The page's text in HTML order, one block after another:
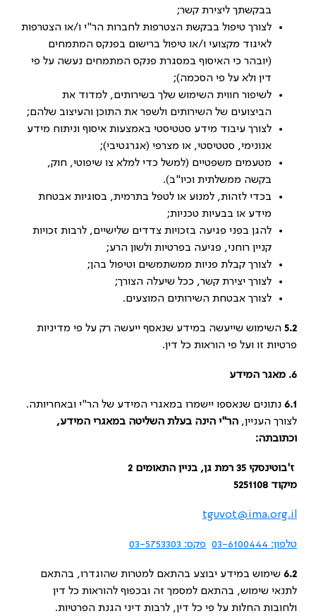
בבקשתך ליצירת קשר;
לצורך טיפול בבקשת הצטרפות לחברות הר"י ו/או הצטרפות
לאיגוד מקצועי ו/או טיפול ברישום בפנקס המתמחים
(יובהר כי האיסוף במסגרת פנקס המתמחים נעשה על פי
דין ולא על פי הסכמה);
לשיפור חווית השימוש שלך בשירותים, למדוד את
הביצועים של השירותים ולשפר את התוכן והעיצוב שלהם;
לצורך עיבוד מידע סטטיסטי באמצעות איסוף וניתוח מידע
אנונימי, סטטיסטי, או מצרפי (אגרגטיבי);
מטעמים משפטיים (למשל כדי למלא צו שיפוטי, חוק,
בקשה ממשלתית וכיו"ב).
בכדי לזהות, למנוע או לטפל בתרמית, בסוגיות אבטחת
מידע או בבעיות טכניות;
להגן בפני פגיעה בזכויות צדדים שלישיים, לרבות זכויות
קניין רוחני, פגיעה בפרטיות ולשון הרע;
לצורך קבלת פניות ממשתמשים וטיפול בהן;
לצורך יצירת קשר, ככל שיעלה הצורך;
לצורך אבטחת השירותים המוצעים.
5.2 השימוש שייעשה במידע שנאסף ייעשה רק על פי מדיניות
פרטיות זו ועל פי הוראות כל דין.
6. מאגר המידע
6.1 נתונים שנאספו יישמרו במאגרי המידע של הר"י ובאחריותה.
לצורך העניין, הר"י הינה בעלת השליטה במאגרי המידע,
וכתובתה:
ז'בוטינסקי 35 רמת גן, בניין התאומים 2
מיקוד 5251108
tguvot@ima.org.il
טלפון: 03-6100444 פקס: 03-5753303
6.2 שימוש במידע יבוצע בהתאם למטרות שהוגדרו, בהתאם
לתנאי שימוש, בהתאם למסמך זה ובכפוף להוראות כל דין
ולחובות החלות על פי כל דין, לרבות דיני הגנת הפרטיות.